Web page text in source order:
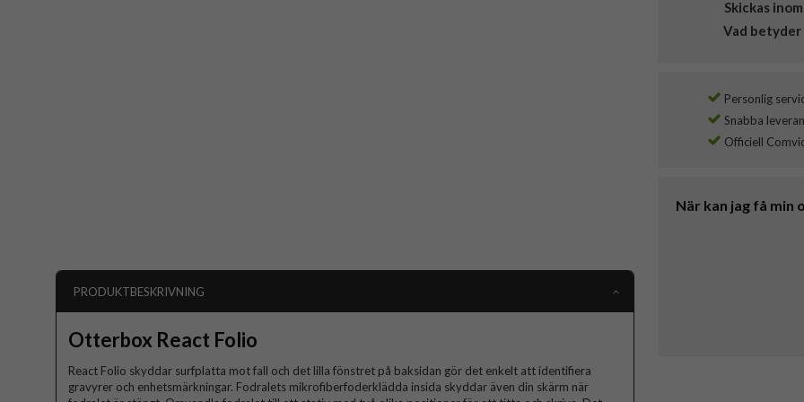
Skickas
Vad betyder
Personlig
Snabba
Officiell
När kan jag få min
PRODUKTBESKRIVNING
Otterbox React Folio
React Folio skyddar surfplatta mot fall och det lilla fönstret på baksidan gör det enkelt att identifiera
gravyrer och enhetsmärkningar. Fodralets mikrofiberfoderklädda insida skyddar även din skärm när